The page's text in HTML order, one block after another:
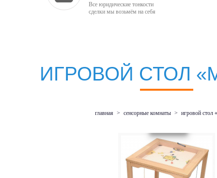
Все юридические тонкости
сделки мы возьмём на себя
ИГРОВОЙ СТОЛ
главная > сенсорные комнаты > игровой